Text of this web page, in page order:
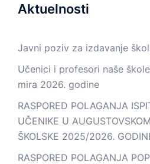
Aktuelnosti
Javni poziv za izdavanje
Učenici i profesori naše
mira 2026. godine
RASPORED POLAGANJA
UČENIKE U
ŠKOLSKE 2025/2026.
RASPORED POLAGANJA